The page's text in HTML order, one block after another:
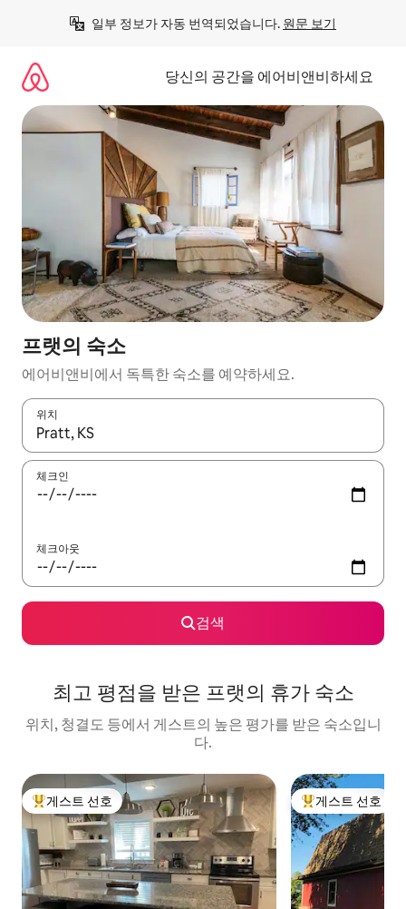
일부 정보가 자동 번역되었습니다. 원문 보기
당신의 공간을 에어비앤비하세요
프랫의 숙소
에어비앤비에서 독특한 숙소를 예약하세요.
위치
결과가 나오면 위·아래 화살표 키를 사용하거나 터치 또는 스와이
체크인
체크아웃
검색
최고 평점을 받은 프랫의 휴가 숙소
위치, 청결도 등에서 게스트의 높은 평가를 받은 숙소입니
다.
상위 게스트 선호
게스트 선호 상위 게스트 선호
게스트 선호